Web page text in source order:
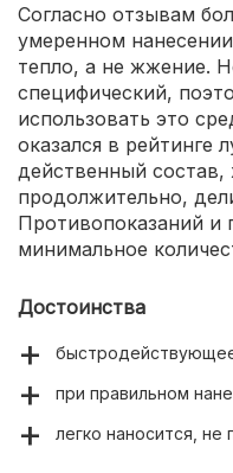
Согласно отзывам
умеренном
тепло, а не жжение.
специфический,
использовать это
оказался в рейтинге
действенный
продолжительно,
Противопоказаний и
минимальное
Достоинства
при правильном
легко наносится, не